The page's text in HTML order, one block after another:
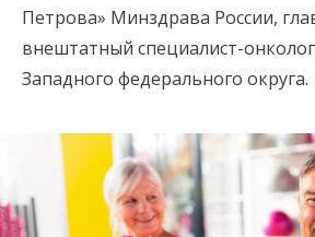
Петрова» Минздрава России,
внештатный специалист-
Западного федерального округа.